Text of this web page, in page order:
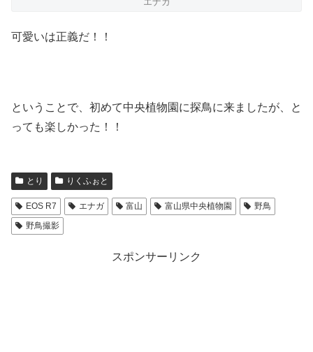
可愛いは正義だ！！
ということで、初めて中央植物園に探鳥に来ましたが、と
っても楽しかった！！
とり りくふぉと
EOS R7 エナガ 富山 富山県中央植物園
野鳥
野鳥撮影
スポンサーリンク